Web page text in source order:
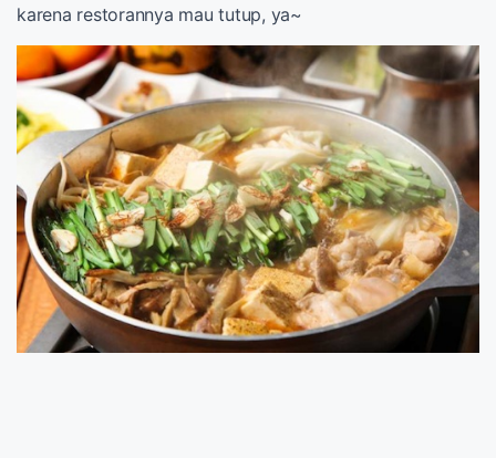
karena restorannya mau tutup, ya~